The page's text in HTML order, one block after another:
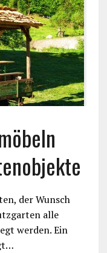
der Wunsch
alle
werden. Ein